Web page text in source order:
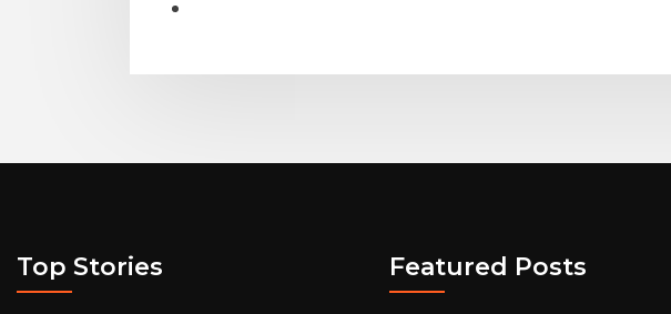
Top Stories Featured Posts